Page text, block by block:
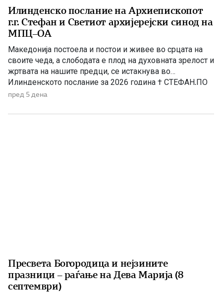
Илинденско послание на Архиепископот
г.г. Стефан и Светиот архијерејски синод на
МПЦ–ОА
Македонија постоела и постои и живее во срцата на
своите чеда, а слободата е плод на духовната зрелост и
жртвата на нашите предци, се истакнува во
Илинденското послание за 2026 година † СТЕФАН,ПО
МИЛОСТА БОЖЈА,АРХИЕПИСКОП ОХРИДСКИ И
СИНОД,ПО ПОВОД ИЛИНДЕНСКИТЕ
пред 5 дена
Пресвета Богородица и нејзините
празници – раѓање на Дева Марија (8
септември)